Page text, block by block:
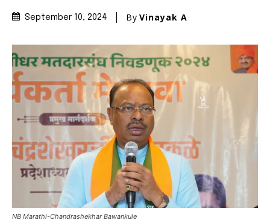
September 10, 2024 By Vinayak A
NB Marathi-Chandrashekhar Bawankule